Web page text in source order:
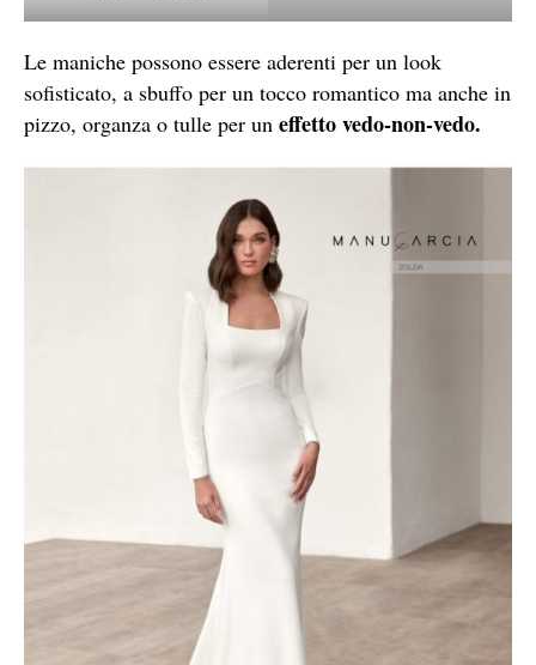
Le maniche possono essere aderenti per un look
sofisticato, a sbuffo per un tocco romantico ma anche in
pizzo, organza o tulle per un effetto vedo-non-vedo.